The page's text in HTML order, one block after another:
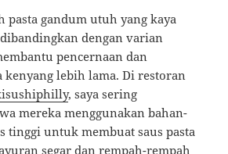
pasta gandum utuh yang kaya
dengan varian
pencernaan dan
kenyang lebih lama. Di restoran
, saya sering
mereka menggunakan bahan-
tinggi untuk membuat saus pasta
segar dan rempah-rempah